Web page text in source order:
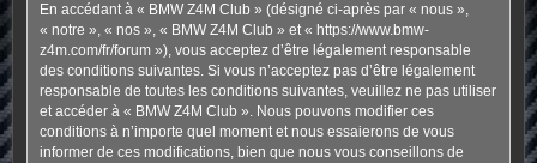
En accédant à « BMW Z4M Club » (désigné ci-après par « nous »,
« notre », « nos », « BMW Z4M Club » et « https://www.bmw-
z4m.com/fr/forum »), vous acceptez d’être légalement responsable
des conditions suivantes. Si vous n’acceptez pas d’être légalement
responsable de toutes les conditions suivantes, veuillez ne pas utiliser
et accéder à « BMW Z4M Club ». Nous pouvons modifier ces
conditions à n’importe quel moment et nous essaierons de vous
informer de ces modifications, bien que nous vous conseillons de